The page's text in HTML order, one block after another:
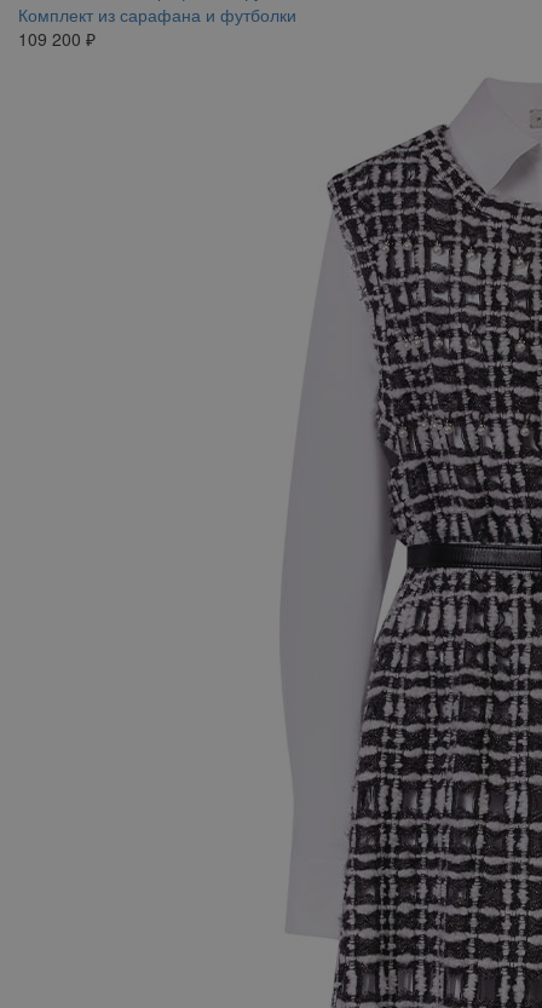
Комплект из сарафана и футболки
109 200 ₽